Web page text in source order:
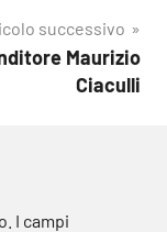
successivo
Maurizio
Ciaculli
I campi